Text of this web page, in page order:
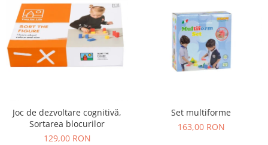
Joc de dezvoltare cognitivă,
Sortarea blocurilor
129,00 RON
Set multiforme
163,00 RON